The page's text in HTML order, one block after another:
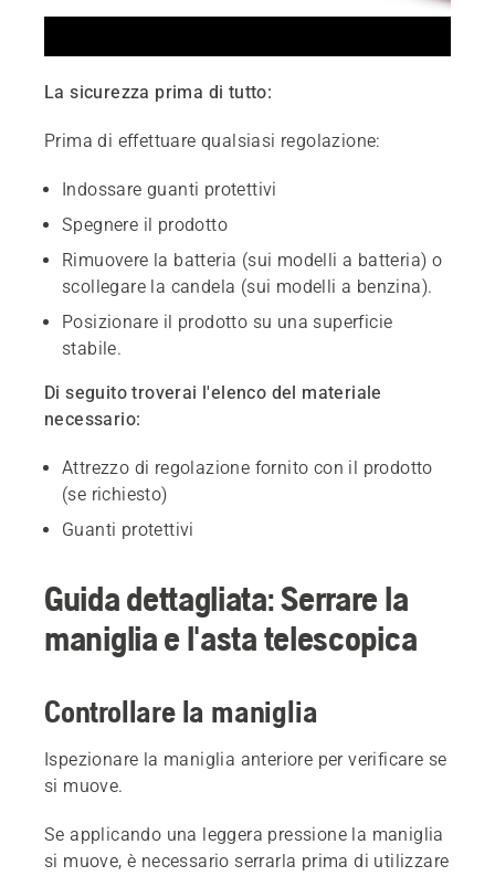
La sicurezza prima di tutto:
Prima di effettuare qualsiasi regolazione:
Indossare guanti protettivi
Spegnere il prodotto
Rimuovere la batteria (sui modelli a batteria) o
scollegare la candela (sui modelli a benzina).
Posizionare il prodotto su una superficie
stabile.
Di seguito troverai l'elenco del materiale
necessario:
Attrezzo di regolazione fornito con il prodotto
(se richiesto)
Guanti protettivi
Guida dettagliata: Serrare la
maniglia e l'asta telescopica
Controllare la maniglia
Ispezionare la maniglia anteriore per verificare se
si muove.
Se applicando una leggera pressione la maniglia
si muove, è necessario serrarla prima di utilizzare